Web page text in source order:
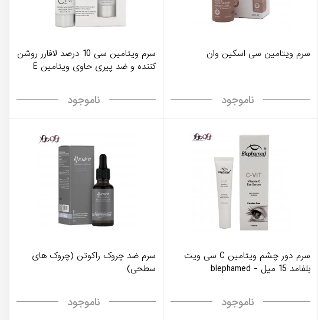
سرم ویتامین سی اسکین وان
ناموجود
سرم ویتامین سی 10 درصد لافارر روشن
کننده و ضد پیری حاوی ویتامین E
ناموجود
سرم دور چشم ویتامین C سی ویت
بلفامد 15 میل - blephamed
ناموجود
سرم ضد چروک راکوتن (چروک های
سطحی)
ناموجود